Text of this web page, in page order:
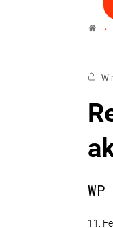
11.